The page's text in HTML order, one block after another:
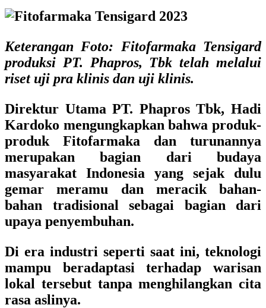
Keterangan Foto: Fitofarmaka Tensigard
produksi PT. Phapros, Tbk telah melalui
riset uji pra klinis dan uji klinis.
Direktur Utama PT. Phapros Tbk, Hadi
Kardoko mengungkapkan bahwa produk-
produk Fitofarmaka dan turunannya
merupakan bagian dari budaya
masyarakat Indonesia yang sejak dulu
gemar meramu dan meracik bahan-
bahan tradisional sebagai bagian dari
upaya penyembuhan.
Di era industri seperti saat ini, teknologi
mampu beradaptasi terhadap warisan
lokal tersebut tanpa menghilangkan cita
rasa aslinya.